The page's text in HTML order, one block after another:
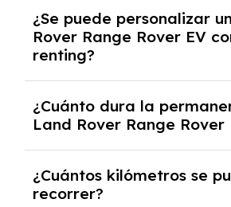
generalmente entre 2 y 5 años.
seguro a todo riesgo,
reparaciones, impuestos,
carretera y gestión de la
¿Se puede personalizar
Rover Range Rover EV
renting?
opciones y equipamiento
cuando lo pactes con la
¿Cuánto dura la
Land Rover Range Rover
renting, que normalmente
años.
¿Cuántos kilómetros se
recorrer?